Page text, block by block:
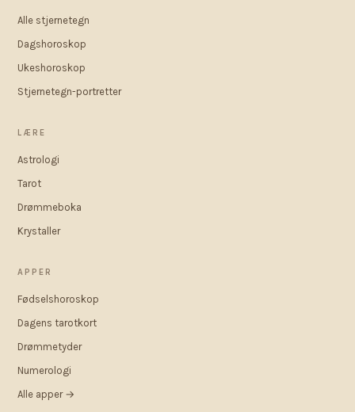
Alle stjernetegn
Dagshoroskop
Ukeshoroskop
Stjernetegn-portretter
LÆRE
Astrologi
Tarot
Drømmeboka
Krystaller
APPER
Fødselshoroskop
Dagens tarotkort
Drømmetyder
Numerologi
Alle apper →